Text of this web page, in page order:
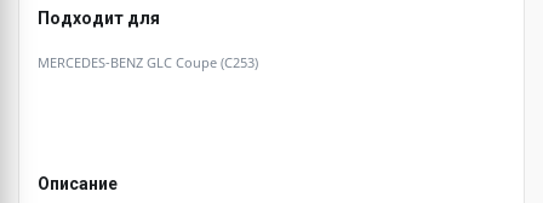
Подходит для
MERCEDES-BENZ GLC Coupe (C253)
Описание